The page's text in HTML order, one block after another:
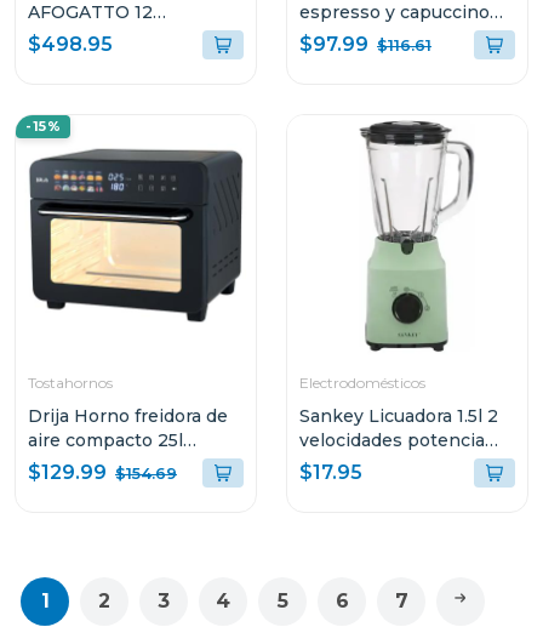
AFOGATTO 12
ESPRESSO Y
CAPUCCINO CON
INTEGRADO
$498.95
espresso y capuccino
sistema digital con
sistema espumador
$97.99 $116.61
-15%
Tostahornos
Drija Horno freidora de
aire compacto 25l
bruschetta
$129.99 $154.69
Electrodomésticos
Sankey Licuadora 1.5l 2
velocidades potencia
500w
$17.95
1 2 3 4 5 6 7